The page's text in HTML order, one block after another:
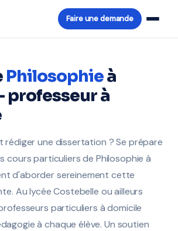
Faire une demande
Philosophieà
professeur à
une dissertation ? Se prépare
cours particuliers de Philosophie à
d'aborder sereinement cette
Au lycée Costebelle ou ailleurs
particuliers à domicile
à chaque élève. Un soutien